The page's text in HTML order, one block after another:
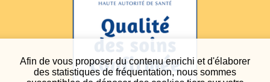
Afin de vous proposer du contenu enrichi et d'élaborer
des statistiques de fréquentation, nous sommes